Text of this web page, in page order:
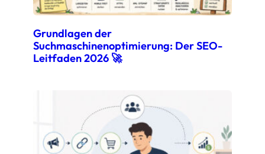
Grundlagen der
Suchmaschinenoptimierung: Der SEO-
Leitfaden 2026 🚀